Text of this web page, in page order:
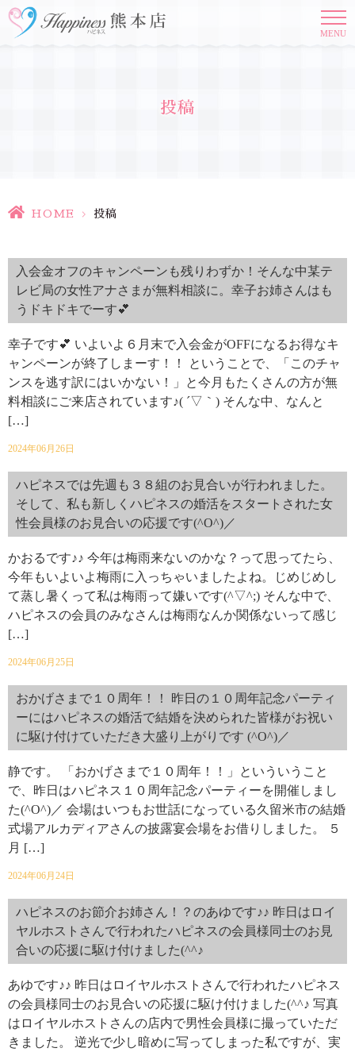
MENU
投稿
HOME > 投稿
入会金オフのキャンペーンも残りわずか！そんな中某テ
レビ局の女性アナさまが無料相談に。幸子お姉さんはも
うドキドキでーす💕
幸子です💕 いよいよ６月末で入会金がOFFになるお得なキ
ャンペーンが終了しまーす！！ ということで、「このチャ
ンスを逃す訳にはいかない！」と今月もたくさんの方が無
料相談にご来店されています♪( ´▽｀) そんな中、なんと
[…]
2024年06月26日
ハピネスでは先週も３８組のお見合いが行われました。
そして、私も新しくハピネスの婚活をスタートされた女
性会員様のお見合いの応援です(^O^)／
かおるです♪♪ 今年は梅雨来ないのかな？って思ってたら、
今年もいよいよ梅雨に入っちゃいましたよね。じめじめし
て蒸し暑くって私は梅雨って嫌いです(^▽^;) そんな中で、
ハピネスの会員のみなさんは梅雨なんか関係ないって感じ
[…]
2024年06月25日
おかげさまで１０周年！！ 昨日の１０周年記念パーティ
ーにはハピネスの婚活で結婚を決められた皆様がお祝い
に駆け付けていただき大盛り上がりです (^O^)／
静です。 「おかげさまで１０周年！！」といういうこと
で、昨日はハピネス１０周年記念パーティーを開催しまし
た(^O^)／ 会場はいつもお世話になっている久留米市の結婚
式場アルカディアさんの披露宴会場をお借りしました。 ５
月 […]
2024年06月24日
ハピネスのお節介お姉さん！？のあゆです♪♪ 昨日はロイ
ヤルホストさんで行われたハピネスの会員様同士のお見
合いの応援に駆け付けました(^^♪
あゆです♪♪ 昨日はロイヤルホストさんで行われたハピネス
の会員様同士のお見合いの応援に駆け付けました(^^♪ 写真
はロイヤルホストさんの店内で男性会員様に撮っていただ
きました。 逆光で少し暗めに写ってしまった私ですが、実